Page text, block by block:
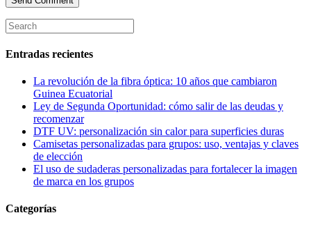
Entradas recientes
La revolución de la fibra óptica: 10 años que cambiaron
Guinea Ecuatorial
Ley de Segunda Oportunidad: cómo salir de las deudas y
recomenzar
DTF UV: personalización sin calor para superficies duras
Camisetas personalizadas para grupos: uso, ventajas y claves
de elección
El uso de sudaderas personalizadas para fortalecer la imagen
de marca en los grupos
Categorías